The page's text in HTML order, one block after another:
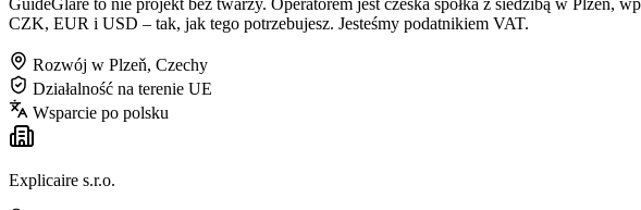
GuideGlare to nie projekt bez twarzy. Operatorem jest czeska spółka z siedzibą w
CZK, EUR i USD – tak, jak tego potrzebujesz. Jesteśmy podatnikiem VAT.
Rozwój w Plzeň, Czechy
Działalność na terenie UE
Wsparcie po polsku
Explicaire s.r.o.